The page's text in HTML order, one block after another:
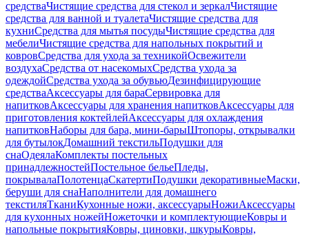
средстваЧистящие средства для стекол и зеркалЧистящие
средства для ванной и туалетаЧистящие средства для
кухниСредства для мытья посудыЧистящие средства для
мебелиЧистящие средства для напольных покрытий и
ковровСредства для ухода за техникойОсвежители
воздухаСредства от насекомыхСредства ухода за
одеждойСредства ухода за обувьюДезинфицирующие
средстваАксессуары для бараСервировка для
напитковАксессуары для хранения напитковАксессуары для
приготовления коктейлейАксессуары для охлаждения
напитковНаборы для бара, мини-барыШтопоры, открывалки
для бутылокДомашний текстильПодушки для
снаОдеялаКомплекты постельных
принадлежностейПостельное бельеПледы,
покрывалаПолотенцаСкатертиПодушки декоративныеМаски,
беруши для снаНаполнители для домашнего
текстиляТканиКухонные ножи, аксессуарыНожиАксессуары
для кухонных ножейНожеточки и комплектующиеКовры и
напольные покрытияКовры, циновки, шкурыКовры,